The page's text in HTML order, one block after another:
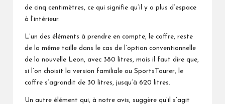
de cinq centimètres, ce qui signifie qu’il y a plus d’espace
à l’intérieur.
L’un des éléments à prendre en compte, le coffre, reste
de la même taille dans le cas de l’option conventionnelle
de la nouvelle Leon, avec 380 litres, mais il faut dire que,
si l’on choisit la version familiale ou SportsTourer, le
coffre s’agrandit de 30 litres, jusqu’à 620 litres.
Un autre élément qui, à notre avis, suggère qu’il s’agit